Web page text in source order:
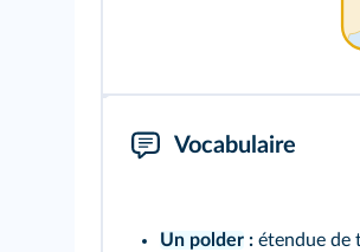
Vocabulaire
Un polder : étendue de